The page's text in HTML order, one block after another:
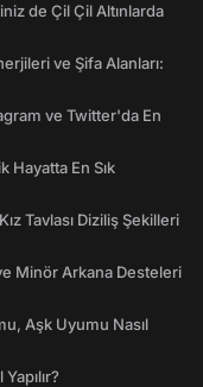
de Çil Çil Altınlarda
ve Şifa Alanları:
ve Twitter'da En
Hayatta En Sık
Tavlası Diziliş Şekilleri
Minör Arkana Desteleri
Aşk Uyumu Nasıl